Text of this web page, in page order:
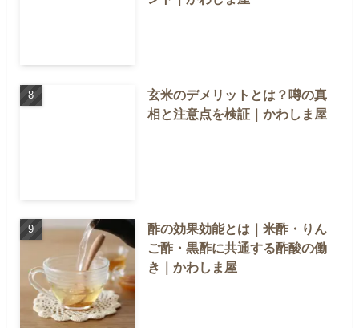
玄米のデメリットとは？噂の真
相と注意点を検証｜かわしま屋
酢の効果効能とは｜米酢・りん
ご酢・黒酢に共通する酢酸の働
き｜かわしま屋